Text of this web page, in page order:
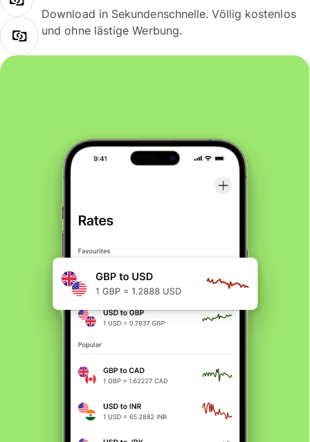
Download in Sekundenschnelle. Völlig kostenlos
und ohne lästige Werbung.